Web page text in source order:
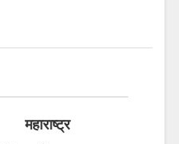
महाराष्ट्र